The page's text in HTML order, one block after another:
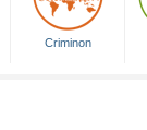
Criminon